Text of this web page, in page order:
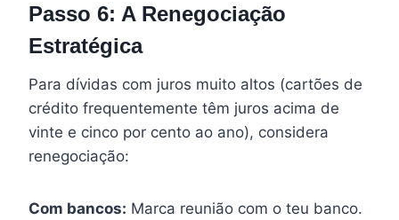
Passo 6: A Renegociação
Estratégica
Para dívidas com juros muito altos (cartões de
crédito frequentemente têm juros acima de
vinte e cinco por cento ao ano), considera
renegociação:
Com bancos: Marca reunião com o teu banco.